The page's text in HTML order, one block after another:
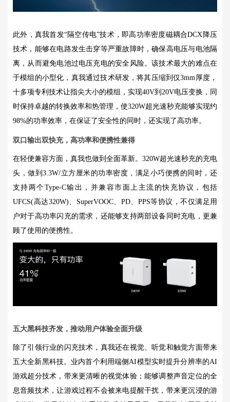
此外，真我首发“隔空传电”技术，即高功率密度磁耦合DCX降压
技术，能够在电路发生击穿等严重故障时，确保高电压与电池隔
离，从而避免电池过电压充电的安全风险。该技术最大的难点在
于模组的小型化，真我通过技术研发，将其压缩到仅3mm厚度，
十多项专利技术让指尖大小的模组，实现40V到20V电压变换，同
时保持卓越的转换效率和热管理，使320W超光速秒充能够实现约
98%的功率效率，在保证了安全性的同时，还实现了高功率。
双口输出双快充，高功率和便携性兼得
在轻便兼容方面，真我也做到全面革新。320W超光速秒充的充电
头，做到3.3W/立方厘米的功率密度，满足小巧便携的同时，还
支持两个Type-C输出，并兼容市面上主流的快充协议，包括
UFCS(高达320W)、SuperVOOC、PD、PPS等协议，不仅满足用
户对于高功率闪充的需求，还能够支持两部设备同时充电，更兼
顾了使用的便携性。
五大黑科技齐发，推动用户体验全面升级
除了引领行业的闪充技术，真我还在视觉、听觉和触觉方面带来
五大全新黑科技。业内首个利用端侧AI模型实时提升分辨率的AI
游戏超分技术，带来更清晰的视觉体验；能够调整声音定位的全
息音频技术，让游戏过程不会被来电提醒干扰，带来更沉浸的游